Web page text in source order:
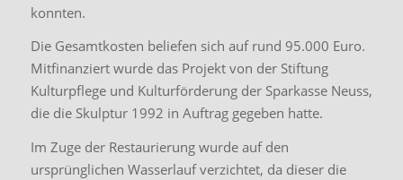
konnten.
Die Gesamtkosten beliefen sich auf rund 95.000 Euro.
Mitfinanziert wurde das Projekt von der Stiftung
Kulturpflege und Kulturförderung der Sparkasse Neuss,
die die Skulptur 1992 in Auftrag gegeben hatte.
Im Zuge der Restaurierung wurde auf den
ursprünglichen Wasserlauf verzichtet, da dieser die